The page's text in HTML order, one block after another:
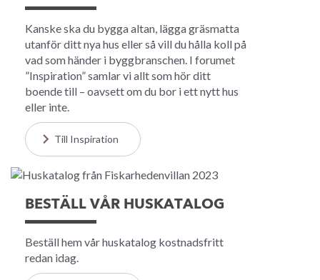
Kanske ska du bygga altan, lägga gräsmatta
utanför ditt nya hus eller så vill du hålla koll på
vad som händer i byggbranschen. I forumet
”Inspiration” samlar vi allt som hör ditt
boende till – oavsett om du bor i ett nytt hus
eller inte.
Till Inspiration
BESTÄLL VÅR HUSKATALOG
Beställ hem vår huskatalog kostnadsfritt
redan idag.